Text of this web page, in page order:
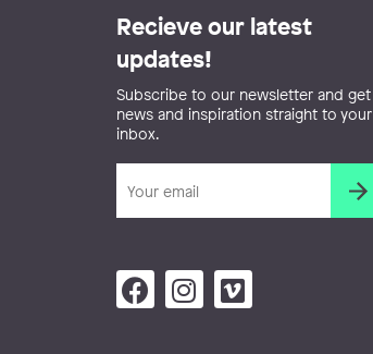
Recieve our latest
updates!
Subscribe to our newsletter and get
news and inspiration straight to your
inbox.